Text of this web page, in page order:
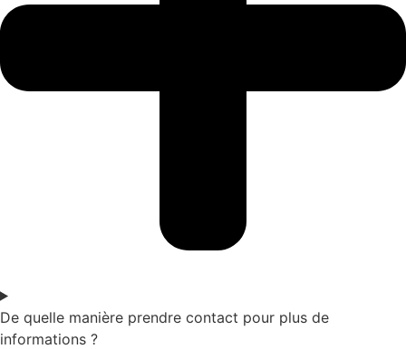
De quelle manière prendre contact pour plus de
informations ?